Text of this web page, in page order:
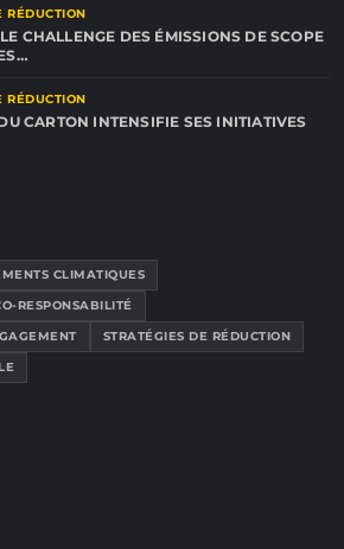
RÉDUCTION
CHALLENGE DES ÉMISSIONS DE SCOPE
RÉDUCTION
CARTON INTENSIFIE SES INITIATIVES
CLIMATIQUES
RESPONSABILITÉ
STRATÉGIES DE RÉDUCTION